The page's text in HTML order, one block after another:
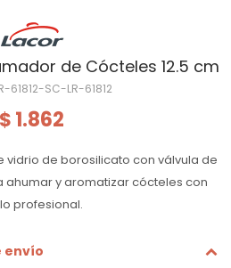
de Cócteles 12.5 cm
61812-SC-LR-61812
$ 1.862
de borosilicato con válvula de
y aromatizar cócteles con
profesional.
envío